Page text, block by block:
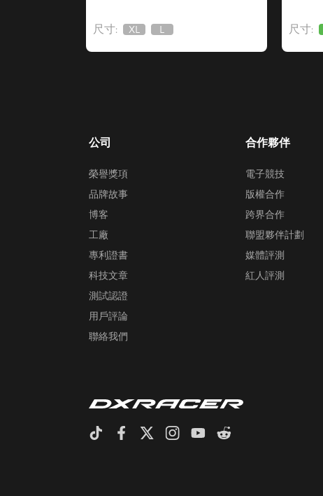
尺寸:
無
XL
無
L 尺寸:
公司
榮譽獎項
品牌故事
博客
工廠
專利證書
科技文章
測試認證
用戶評論
聯絡我們
合作夥伴
電子競技
版權合作
跨界合作
聯盟夥伴計劃
媒體評測
紅人評測